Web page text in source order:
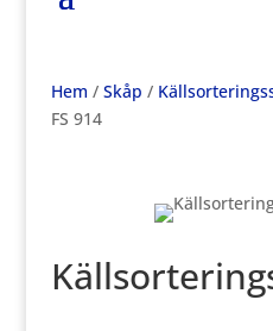
Hem / Skåp /
FS 914